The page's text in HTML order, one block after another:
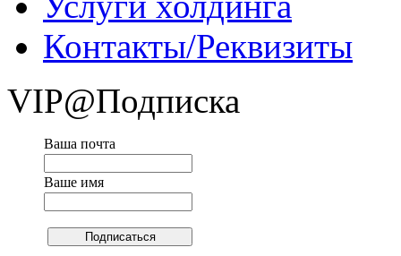
Контакты/Реквизиты
VIP@Подписка
Ваша почта
Ваше имя